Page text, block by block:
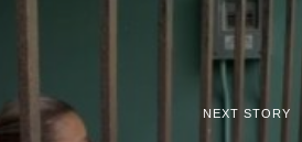
NEXT STORY